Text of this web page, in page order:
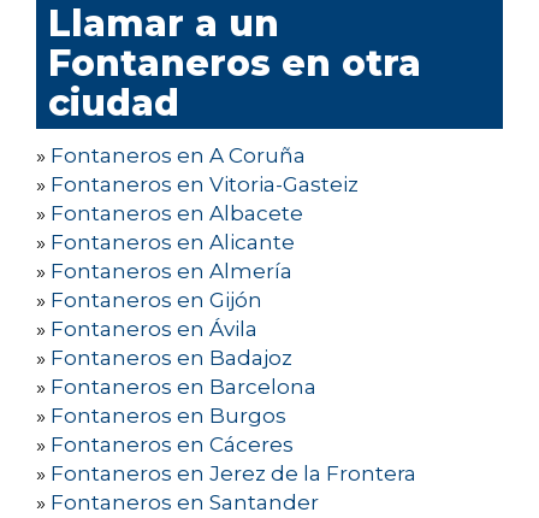
Llamar a un
Fontaneros en otra
ciudad
» Fontaneros en A Coruña
» Fontaneros en Vitoria-Gasteiz
» Fontaneros en Albacete
» Fontaneros en Alicante
» Fontaneros en Almería
» Fontaneros en Gijón
» Fontaneros en Ávila
» Fontaneros en Badajoz
» Fontaneros en Barcelona
» Fontaneros en Burgos
» Fontaneros en Cáceres
» Fontaneros en Jerez de la Frontera
» Fontaneros en Santander